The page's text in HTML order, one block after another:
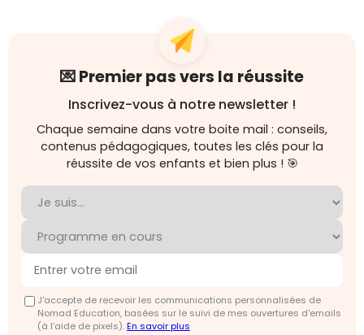
💌 Premier pas vers la réussite
Inscrivez-vous à notre newsletter !
Chaque semaine dans votre boite mail : conseils,
contenus pédagogiques, toutes les clés pour la
réussite de vos enfants et bien plus ! 🎯
J'accepte de recevoir les communications personnalisées de
Nomad Education, basées sur le suivi de mes ouvertures d'emails
(à l’aide de pixels).En savoir plus